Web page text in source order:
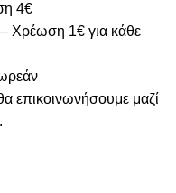
4€
– Χρέωση 1€ για κάθε
επικοινωνήσουμε μαζί